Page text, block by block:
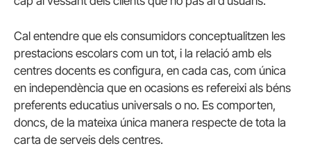
Cal entendre que els consumidors conceptualitzen les
prestacions escolars com un tot, i la relació amb els
centres docents es configura, en cada cas, com única
en independència que en ocasions es refereixi als béns
preferents educatius universals o no. Es comporten,
doncs, de la mateixa única manera respecte de tota la
carta de serveis dels centres.